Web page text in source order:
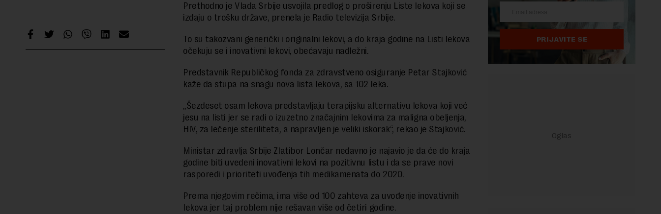
Prethodno je Vlada Srbije usvojila predlog o proširenju Liste lekova koji se
izdaju o trošku države, prenela je Radio televizija Srbije.
To su takozvani generički i originalni lekovi, a do kraja godine na Listi lekova
očekuju se i inovativni lekovi, obećavaju nadležni.
Predstavnik Republičkog fonda za zdravstveno osiguranje Petar Stajković
kaže da stupa na snagu nova lista lekova, sa 102 leka.
„Šezdeset osam lekova predstavljaju terapijsku alternativu lekova koji već
jesu na listi jer se radi o izuzetno značajnim lekovima za maligna obeljenja,
HIV, za lečenje steriliteta, a napravljen je veliki iskorak“, rekao je Stajković.
Ministar zdravlja Srbije Zlatibor Lončar nedavno je najavio je da će do kraja
godine biti uvedeni inovativni lekovi na pozitivnu listu i da se prave novi
rasporedi i prioriteti uvođenja tih medikamenata do 2020.
Prema njegovim rečima, ima više od 100 zahteva za uvođenje inovativnih
lekova jer taj problem nije rešavan više od četiri godine.
PRIJAVITE SE